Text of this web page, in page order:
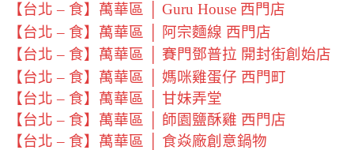
【台北 – 食】萬華區 │ Guru House 西門店
【台北 – 食】萬華區 │ 阿宗麵線 西門店
【台北 – 食】萬華區 │ 賽門鄧普拉 開封街創始店
【台北 – 食】萬華區 │ 媽咪雞蛋仔 西門町
【台北 – 食】萬華區 │ 甘妹弄堂
【台北 – 食】萬華區 │ 師園鹽酥雞 西門店
【台北 – 食】萬華區 │ 食焱廠創意鍋物